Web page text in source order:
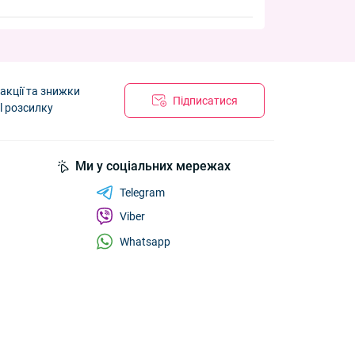
та знижки
розсилку
Підписатися
Ми у соціальних мережах
Telegram
Viber
Whatsapp